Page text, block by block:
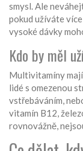
smysl. Ale
pokud užíváte
vysoké dávky
Kdo by měl
Multivitamíny
lidé s omezenou
vstřebáváním,
vitamín B12,
rovnovážně,